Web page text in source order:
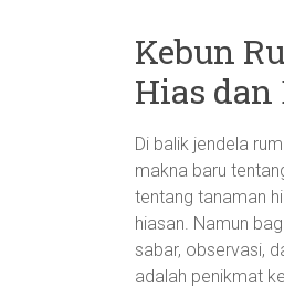
Kebun
Hias dan
Di balik jendela
makna baru
tentang tanaman
hiasan. Namun
sabar, observasi,
adalah penikmat